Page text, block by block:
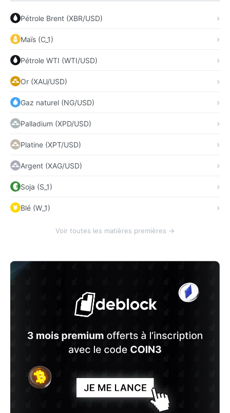
Pétrole Brent (XBR/USD)
Maïs (C_1)
Pétrole WTI (WTI/USD)
Or (XAU/USD)
Gaz naturel (NG/USD)
Palladium (XPD/USD)
Platine (XPT/USD)
Argent (XAG/USD)
Soja (S_1)
Blé (W_1)
Voir toutes les matières premières →